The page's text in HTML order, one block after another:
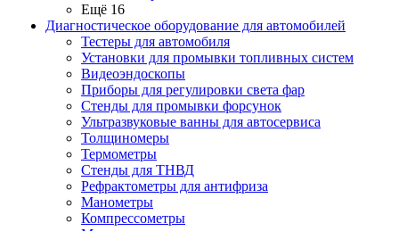
Ещё 16
Диагностическое оборудование для автомобилей
Тестеры для автомобиля
Установки для промывки топливных систем
Видеоэндоскопы
Приборы для регулировки света фар
Стенды для промывки форсунок
Ультразвуковые ванны для автосервиса
Толщиномеры
Термометры
Стенды для ТНВД
Рефрактометры для антифриза
Манометры
Компрессометры